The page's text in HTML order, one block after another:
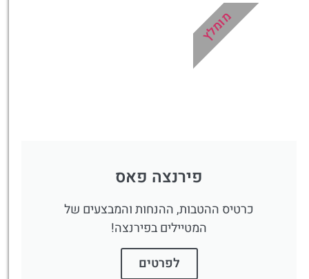
פירנצה פאס
כרטיס ההטבות, ההנחות והמבצעים של
המטיילים בפירנצה!
לפרטים
מומלץ